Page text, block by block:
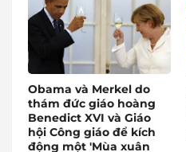
Obama và Merkel do
thám đức giáo hoàng
Benedict XVI và Giáo
hội Công giáo để kích
động một 'Mùa xuân